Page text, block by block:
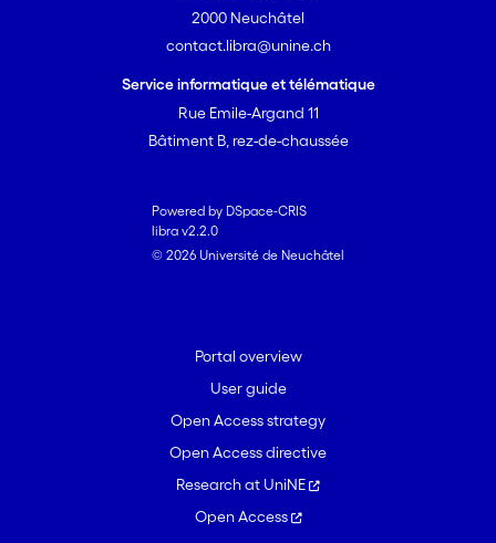
2000 Neuchâtel
contact.libra@unine.ch
Service informatique et télématique
Rue Emile-Argand 11
Bâtiment B, rez-de-chaussée
Powered by DSpace-CRIS
libra v2.2.0
© 2026 Université de Neuchâtel
Portal overview
User guide
Open Access strategy
Open Access directive
Research at UniNE
Open Access